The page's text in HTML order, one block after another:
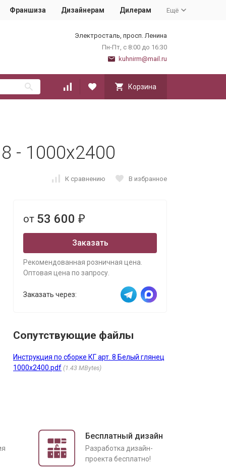
Франшиза Дизайнерам Дилерам Ещё
Электросталь, просп. Ленина
Пн-Пт, с 8:00 до 16:30
kuhnirm@mail.ru
Корзина
- 1000х2400
К сравнению В избранное
от 53 600 ₽
Заказать
Рекомендованная розничная цена.
Оптовая цена по запросу.
Заказать через:
Сопутствующие файлы
Инструкция по сборке КГ арт. 8 Белый глянец
1000х2400.pdf 1.43 MBytes
Бесплатный дизайн
Разработка дизайн-
проекта бесплатно!